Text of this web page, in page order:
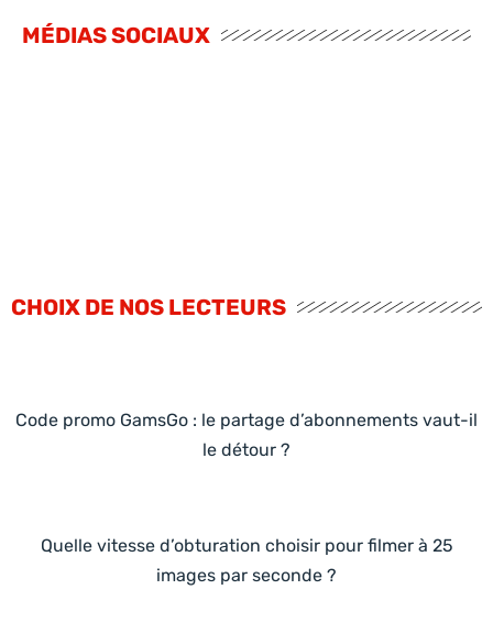
MÉDIAS SOCIAUX
CHOIX DE NOS LECTEURS
Code promo GamsGo : le partage d’abonnements vaut-il
le détour ?
Quelle vitesse d’obturation choisir pour filmer à 25
images par seconde ?